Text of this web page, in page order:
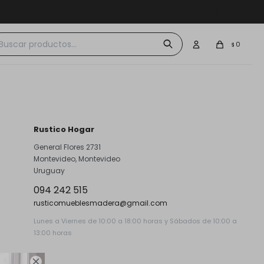

$ 0
Rustico Hogar
General Flores 2731
Montevideo, Montevideo
Uruguay
094 242 515
rusticomueblesmadera@gmail.com
Lunes a Viernes de 10:00 a 18:00 horas y Sábados de 10:00 a
13:00 horas